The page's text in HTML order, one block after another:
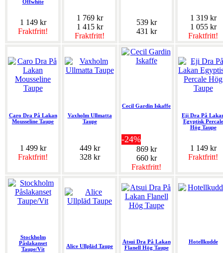
Offwhite
1 149 kr
Fraktfritt!
1 769 kr
1 415 kr
Fraktfritt!
539 kr
431 kr
1 319 kr
1 055 kr
Fraktfritt!
Caro Dra På Lakan
Mousseline Taupe
1 499 kr
Fraktfritt!
Vaxholm Ullmatta
Taupe
449 kr
328 kr
Cecil Gardin Iskaffe
-24%
869 kr
660 kr
Fraktfritt!
Eji Dra På
Egyptisk Percale
Hög Taupe
1 149 kr
Fraktfritt!
Stockholm
Påslakanset
Taupe/Vit
Alice Ullpläd Taupe
Atsui Dra På Lakan
Flanell Hög Taupe
Hotellkudde